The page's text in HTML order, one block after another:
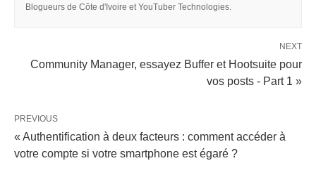
Blogueurs de Côte d'Ivoire et YouTuber Technologies.
NEXT
Community Manager, essayez Buffer et Hootsuite pour
vos posts - Part 1 »
PREVIOUS
« Authentification à deux facteurs : comment accéder à
votre compte si votre smartphone est égaré ?